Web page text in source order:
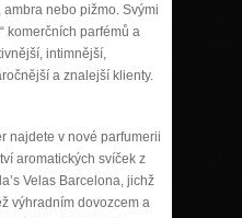
nebo pižmo. Svými
komerčních parfémů a
intimnější,
a znalejší klienty.
najdete v nové parfumerii
aromatických svíček z
Velas Barcelona, jichž
výhradním dovozcem a